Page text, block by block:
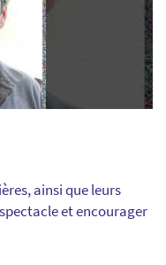
ainsi que leurs
et encourager